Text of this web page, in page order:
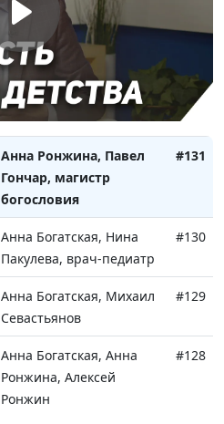
преподаватель кафедры
теологии
Заокского университета
Анна Ронжина, Андрей
Чернышев
#132
Анна Ронжина, Павел
Гончар, магистр
богословия
#131
Анна Богатская, Нина
Пакулева, врач-педиатр
#130
Анна Богатская, Михаил
Севастьянов
#129
Анна Богатская, Анна
Ронжина, Алексей
Ронжин
#128